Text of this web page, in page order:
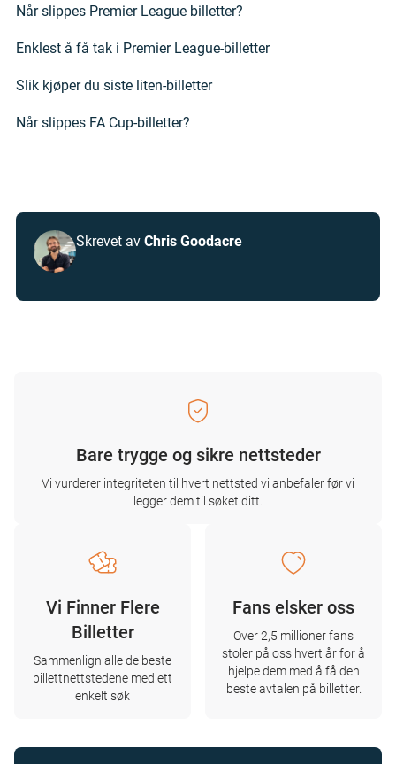
Når slippes Premier League billetter?
Enklest å få tak i Premier League-billetter
Slik kjøper du siste liten-billetter
Når slippes FA Cup-billetter?
Skrevet av Chris Goodacre
Bare trygge og sikre nettsteder
Vi vurderer integriteten til hvert nettsted vi anbefaler før vi
legger dem til søket ditt.
Vi Finner Flere
Billetter
Sammenlign alle de beste
billettnettstedene med ett
enkelt søk
Fans elsker oss
Over 2,5 millioner fans
stoler på oss hvert år for å
hjelpe dem med å få den
beste avtalen på billetter.